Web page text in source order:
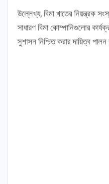
উল্লেখ্য, বিমা খাতের নিয়ন্ত্রক
সাধারণ বিমা কোম্পানিগুলোর
সুশাসন নিশ্চিত করার দায়িত্ব